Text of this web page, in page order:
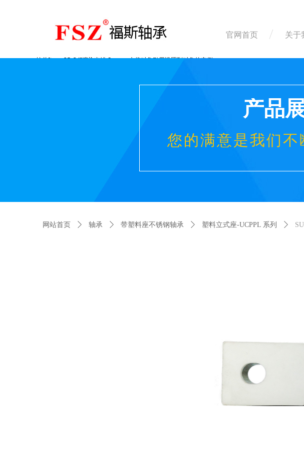
官网首页 关于
网站首页 ꄲ 轴承 ꄲ 带塑料座不锈钢轴承 ꄲ 塑料立式座-UCPPL 系列 ꄲ
控件[tem_25_34]渲染出错,Source:未将对象引用设置到对象的实例。
您的满意是我们
产品